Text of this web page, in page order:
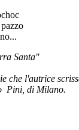
Santa"
che l'autrice
Pini, di Milano.